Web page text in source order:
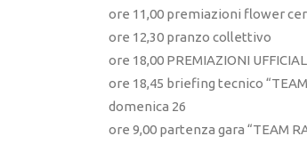
ore 11,00 premiazioni flower
ore 12,30 pranzo collettivo
ore 18,00 PREMIAZIONI
ore 18,45 briefing tecnico “TEAM
domenica 26
ore 9,00 partenza gara “TEAM